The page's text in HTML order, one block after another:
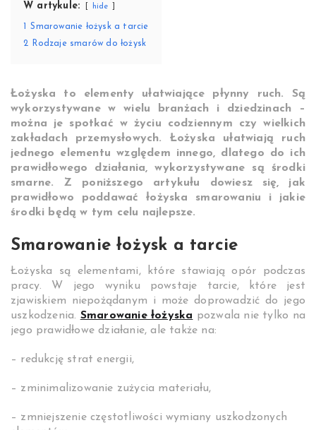
W artykule: hide
Smarowanie łożysk a tarcie
2
Rodzaje smarów do łożysk
Łożyska to elementy ułatwiające płynny ruch. Są
wykorzystywane w wielu branżach i dziedzinach –
można je spotkać w życiu codziennym czy wielkich
zakładach przemysłowych. Łożyska ułatwiają ruch
jednego elementu względem innego, dlatego do ich
prawidłowego działania, wykorzystywane są środki
smarne. Z poniższego artykułu dowiesz się, jak
prawidłowo poddawać łożyska smarowaniu i jakie
środki będą w tym celu najlepsze.
Smarowanie łożysk a tarcie
Łożyska są elementami, które stawiają opór podczas
pracy. W jego wyniku powstaje tarcie, które jest
zjawiskiem niepożądanym i może doprowadzić do jego
uszkodzenia. Smarowanie łożyska pozwala nie tylko na
jego prawidłowe działanie, ale także na:
– redukcję strat energii,
– zminimalizowanie zużycia materiału,
– zmniejszenie częstotliwości wymiany uszkodzonych